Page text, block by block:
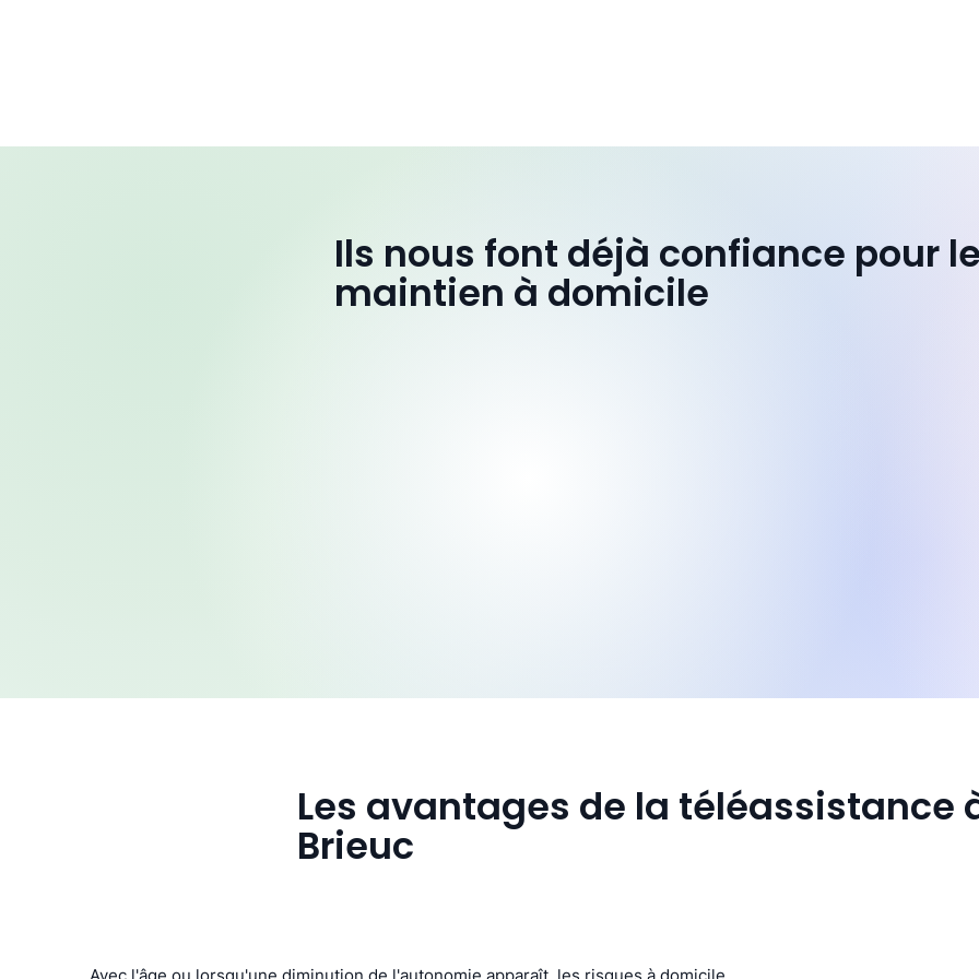
Ils nous font déjà confiance pour
maintien à domicile
Les avantages de la téléassistance
Brieuc